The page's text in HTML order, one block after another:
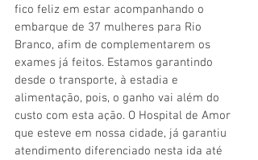
fico feliz em estar acompanhando o
embarque de 37 mulheres para Rio
Branco, afim de complementarem os
exames já feitos. Estamos garantindo
desde o transporte, à estadia e
alimentação, pois, o ganho vai além do
custo com esta ação. O Hospital de Amor
que esteve em nossa cidade, já garantiu
atendimento diferenciado nesta ida até